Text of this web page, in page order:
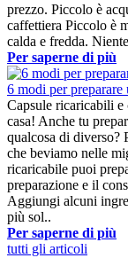
prezzo. Piccolo è
caffettiera Piccolo è
calda e fredda.
Per saperne di più
6 modi per preparare
Capsule ricaricabili e
casa! Anche tu
qualcosa di diverso?
che beviamo nelle
ricaricabile puoi
preparazione e il
Aggiungi alcuni
più sol..
Per saperne di più
tutti gli articoli